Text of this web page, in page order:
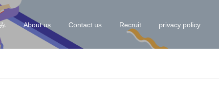
About us Contact us Recruit privacy policy